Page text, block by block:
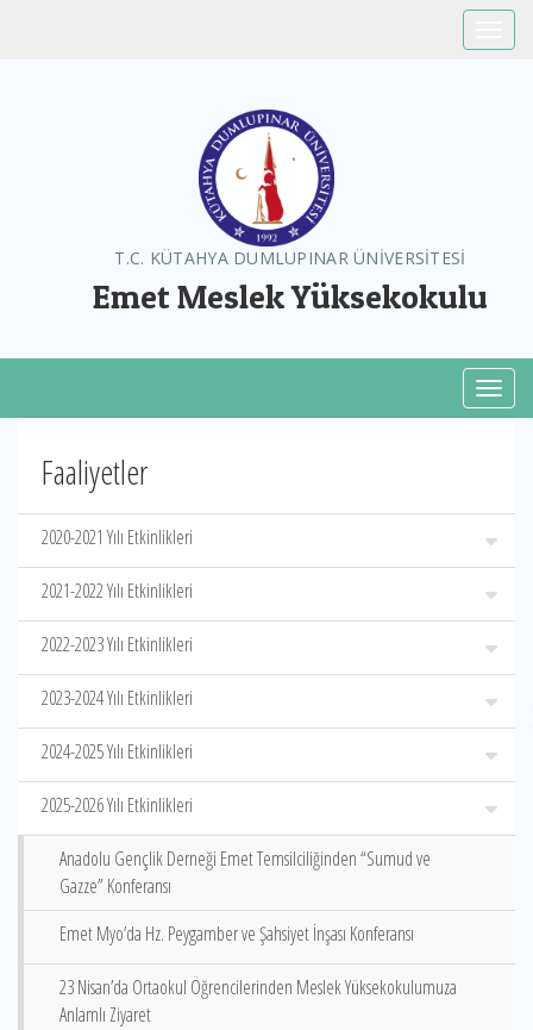
T.C. KÜTAHYA DUMLUPINAR ÜNİVERSİTESİ
Emet Meslek Yüksekokulu
Faaliyetler
2020-2021 Yılı Etkinlikleri
2021-2022 Yılı Etkinlikleri
2022-2023 Yılı Etkinlikleri
2023-2024 Yılı Etkinlikleri
2024-2025 Yılı Etkinlikleri
2025-2026 Yılı Etkinlikleri
Anadolu Gençlik Derneği Emet Temsilciliğinden “Sumud ve
Gazze” Konferansı
Emet Myo’da Hz. Peygamber ve Şahsiyet İnşası Konferansı
23 Nisan’da Ortaokul Öğrencilerinden Meslek Yüksekokulumuza
Anlamlı Ziyaret